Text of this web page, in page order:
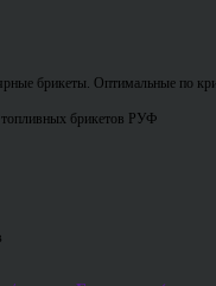
брикеты. Оптимальные по
топливных брикетов РУФ